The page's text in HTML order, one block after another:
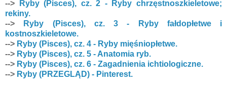
--> Ryby (Pisces), cz. 2 - Ryby chrzęstnoszkieletowe;
rekiny.
-->
Ryby (Pisces), cz. 3 - Ryby fałdopłetwe i
kostnoszkieletowe.
--> Ryby (Pisces), cz. 4 - Ryby mięśniopłetwe.
--> Ryby (Pisces), cz. 5 - Anatomia ryb.
--> Ryby (Pisces), cz. 6 - Zagadnienia ichtiologiczne.
--> Ryby (PRZEGLĄD) - Pinterest.